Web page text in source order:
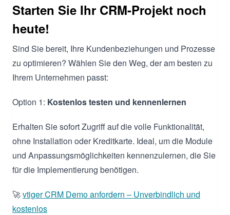
Starten Sie Ihr CRM-Projekt noch
heute!
Sind Sie bereit, Ihre Kundenbeziehungen und Prozesse
zu optimieren? Wählen Sie den Weg, der am besten zu
Ihrem Unternehmen passt:
Option 1: Kostenlos testen und kennenlernen
Erhalten Sie sofort Zugriff auf die volle Funktionalität,
ohne Installation oder Kreditkarte. Ideal, um die Module
und Anpassungsmöglichkeiten kennenzulernen, die Sie
für die Implementierung benötigen.
🚀vtiger CRM Demo anfordern – Unverbindlich und
kostenlos